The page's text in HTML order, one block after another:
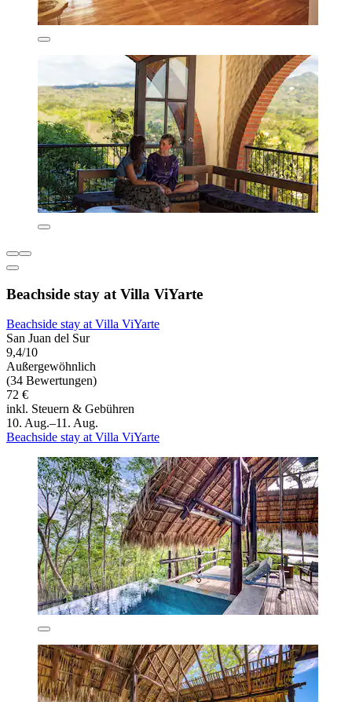
Beachside stay at Villa ViYarte
Beachside stay at Villa ViYarte
San Juan del Sur
9,4/10
Außergewöhnlich
(34 Bewertungen)
72 €
inkl. Steuern & Gebühren
10. Aug.–11. Aug.
Beachside stay at Villa ViYarte